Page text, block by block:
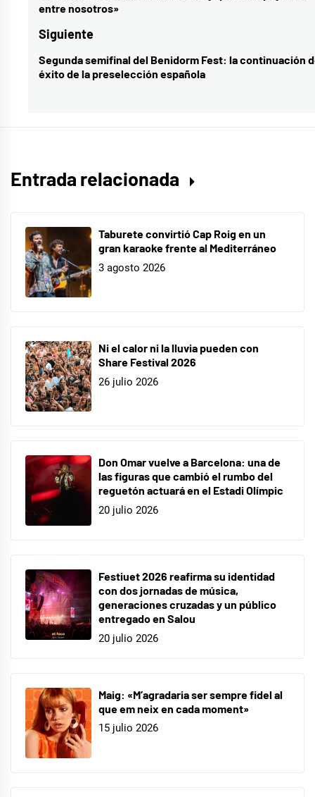
semifinal
entradas
anterior:
entre nosotros»
Siguiente
Entrada
siguiente:
Segunda semifinal del Benidorm Fest: la continuación
éxito de la preselección española
Entrada relacionada
Taburete convirtió Cap Roig en un
gran karaoke frente al Mediterráneo
3 agosto 2026
Ni el calor ni la lluvia pueden con
Share Festival 2026
26 julio 2026
Don Omar vuelve a Barcelona: una de
las figuras que cambió el rumbo del
reguetón actuará en el Estadi Olímpic
20 julio 2026
Festiuet 2026 reafirma su identidad
con dos jornadas de música,
generaciones cruzadas y un público
entregado en Salou
20 julio 2026
Maig: «M’agradaria ser sempre fidel al
que em neix en cada moment»
15 julio 2026